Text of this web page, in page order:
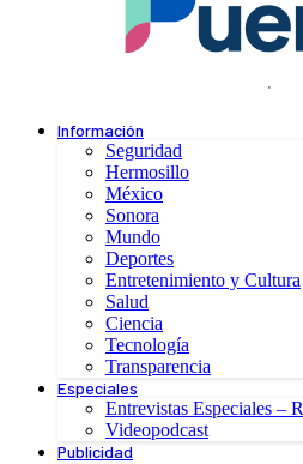
.
Información
Seguridad
Hermosillo
México
Sonora
Mundo
Deportes
Entretenimiento y Cultura
Salud
Ciencia
Tecnología
Transparencia
Especiales
Entrevistas Especiales –
Videopodcast
Publicidad